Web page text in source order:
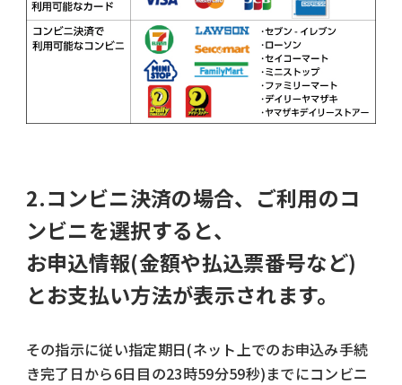
2.コンビニ決済の場合、ご利用のコ
ンビニを選択すると、
お申込情報(金額や払込票番号など)
とお支払い方法が表示されます。
その指示に従い指定期日(ネット上でのお申込み手続
き完了日から6日目の23時59分59秒)までにコンビニ